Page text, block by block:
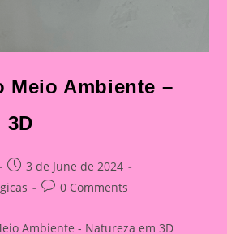
Meio Ambiente –
3D
Post
published:
3 de June de 2024
Post0 Comments
Ambiente - Natureza em 3D